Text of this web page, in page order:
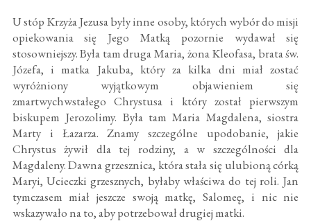
U stóp Krzyża Jezusa były inne osoby, których wybór do misji
opiekowania się Jego Matką pozornie wydawał się
stosowniejszy. Była tam druga Maria, żona Kleofasa, brata św.
Józefa, i matka Jakuba, który za kilka dni miał zostać
wyróżniony wyjątkowym objawieniem się
zmartwychwstałego Chrystusa i który został pierwszym
biskupem Jerozolimy. Była tam Maria Magdalena, siostra
Marty i Łazarza. Znamy szczególne upodobanie, jakie
Chrystus żywił dla tej rodziny, a w szczególności dla
Magdaleny. Dawna grzesznica, która stała się ulubioną córką
Maryi, Ucieczki grzesznych, byłaby właściwa do tej roli. Jan
tymczasem miał jeszcze swoją matkę, Salomeę, i nic nie
wskazywało na to, aby potrzebował drugiej matki.